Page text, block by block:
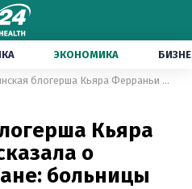
ЭКОНОМИКА
Итальянская блогерша Кьяра Ферраньи рассказала о ситуации в стране: больницы не готовы
Кьяра
о
больницы